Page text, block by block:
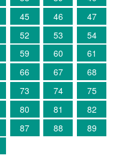
45 46
47
52 53
54
59 60
61
66 67
68
73 74
75
80 81
82
87 88
89